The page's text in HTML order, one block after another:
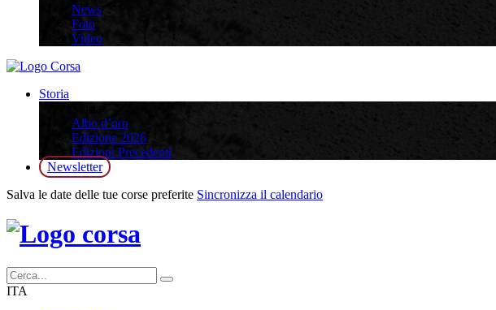
News
Foto
Video
Storia
Albo d’oro
Edizione 2026
Edizioni Precedenti
Newsletter
Salva le date delle tue corse preferite Sincronizza il calendario
ITA